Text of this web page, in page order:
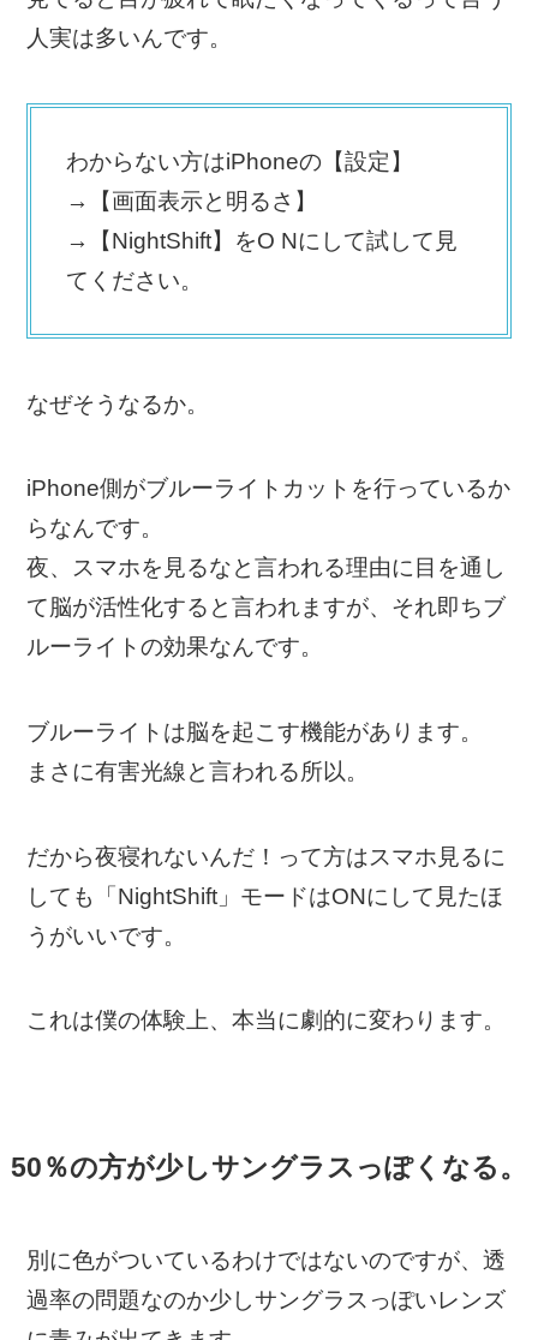
人実は多いんです。
わからない方はiPhoneの【設定】
→【画面表示と明るさ】
→【NightShift】をO Nにして試して見
てください。
なぜそうなるか。
iPhone側がブルーライトカットを行っているか
らなんです。
夜、スマホを見るなと言われる理由に目を通し
て脳が活性化すると言われますが、それ即ちブ
ルーライトの効果なんです。
ブルーライトは脳を起こす機能があります。
まさに有害光線と言われる所以。
だから夜寝れないんだ！って方はスマホ見るに
しても「NightShift」モードはONにして見たほ
うがいいです。
これは僕の体験上、本当に劇的に変わります。
50％の方が少しサングラスっぽくなる。
別に色がついているわけではないのですが、透
過率の問題なのか少しサングラスっぽいレンズ